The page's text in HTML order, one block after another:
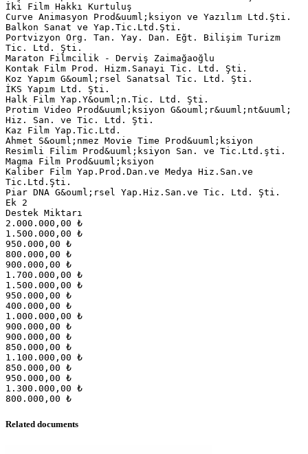
İki Film Hakkı Kurtuluş
Curve Animasyon Prod&uuml;ksiyon ve Yazılım Ltd.Şti.
Balkon Sanat ve Yap.Tic.Ltd.Şti.
Portvizyon Org. Tan. Yay. Dan. Eğt. Bilişim Turizm
Tic. Ltd. Şti.
Maraton Filmcilik - Derviş Zaimağaoğlu
Kontak Film Prod. Hizm.Sanayi Tic. Ltd. Şti.
Koz Yapım G&ouml;rsel Sanatsal Tic. Ltd. Şti.
İKS Yapım Ltd. Şti.
Halk Film Yap.Y&ouml;n.Tic. Ltd. Şti.
Protim Video Prod&uuml;ksiyon G&ouml;r&uuml;nt&uuml;
Hiz. San. ve Tic. Ltd. Şti.
Kaz Film Yap.Tic.Ltd.
Ahmet S&ouml;nmez Movie Time Prod&uuml;ksiyon
Resimli Filim Prod&uuml;ksiyon San. ve Tic.Ltd.şti.
Magma Film Prod&uuml;ksiyon
Kaliber Film Yap.Prod.Dan.ve Medya Hiz.San.ve
Tic.Ltd.Şti.
Piar DNA G&ouml;rsel Yap.Hiz.San.ve Tic. Ltd. Şti.
Ek 2
Destek Miktarı
2.000.000,00 ₺
1.500.000,00 ₺
950.000,00 ₺
800.000,00 ₺
900.000,00 ₺
1.700.000,00 ₺
1.500.000,00 ₺
950.000,00 ₺
400.000,00 ₺
1.000.000,00 ₺
900.000,00 ₺
900.000,00 ₺
850.000,00 ₺
1.100.000,00 ₺
850.000,00 ₺
950.000,00 ₺
1.300.000,00 ₺
Related documents